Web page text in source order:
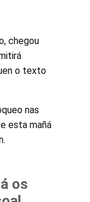
chegou
o texto
nas
esta mañá
os